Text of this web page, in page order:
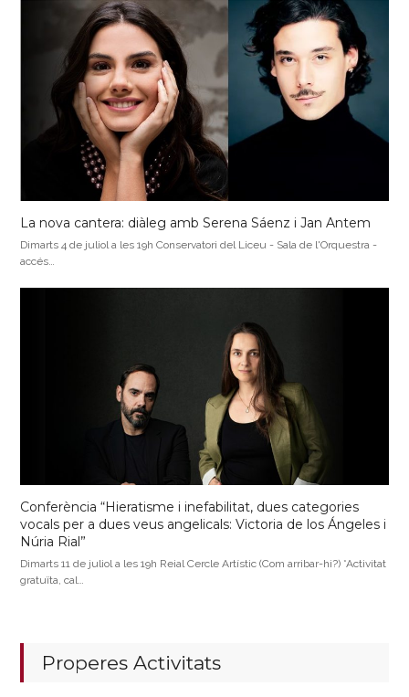
La nova cantera: diàleg amb Serena Sáenz i Jan Antem
Dimarts 4 de juliol a les 19h Conservatori del Liceu - Sala de l'Orquestra -
accés…
Conferència “Hieratisme i inefabilitat, dues categories
vocals per a dues veus angelicals: Victoria de los Ángeles i
Núria Rial”
Dimarts 11 de juliol a les 19h Reial Cercle Artístic (Com arribar-hi?) *Activitat
gratuïta, cal…
Properes Activitats